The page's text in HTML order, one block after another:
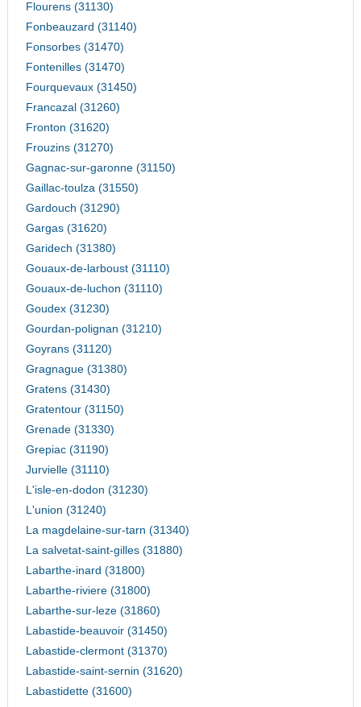
Flourens (31130)
Fonbeauzard (31140)
Fonsorbes (31470)
Fontenilles (31470)
Fourquevaux (31450)
Francazal (31260)
Fronton (31620)
Frouzins (31270)
Gagnac-sur-garonne (31150)
Gaillac-toulza (31550)
Gardouch (31290)
Gargas (31620)
Garidech (31380)
Gouaux-de-larboust (31110)
Gouaux-de-luchon (31110)
Goudex (31230)
Gourdan-polignan (31210)
Goyrans (31120)
Gragnague (31380)
Gratens (31430)
Gratentour (31150)
Grenade (31330)
Grepiac (31190)
Jurvielle (31110)
L'isle-en-dodon (31230)
L'union (31240)
La magdelaine-sur-tarn (31340)
La salvetat-saint-gilles (31880)
Labarthe-inard (31800)
Labarthe-riviere (31800)
Labarthe-sur-leze (31860)
Labastide-beauvoir (31450)
Labastide-clermont (31370)
Labastide-saint-sernin (31620)
Labastidette (31600)